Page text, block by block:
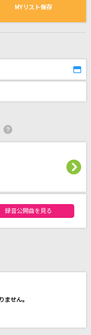
る曲の一覧
MYリスト保存
録音公開曲を見る